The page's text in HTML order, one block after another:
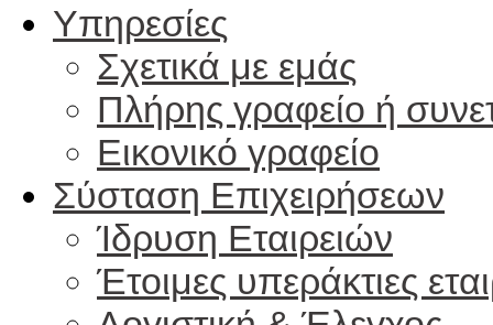
Υπηρεσίες
Σχετικά με εμάς
Πλήρης γραφείο ή
Εικονικό γραφείο
Σύσταση Επιχειρήσεων
Ίδρυση Εταιρειών
Έτοιμες υπεράκτιες